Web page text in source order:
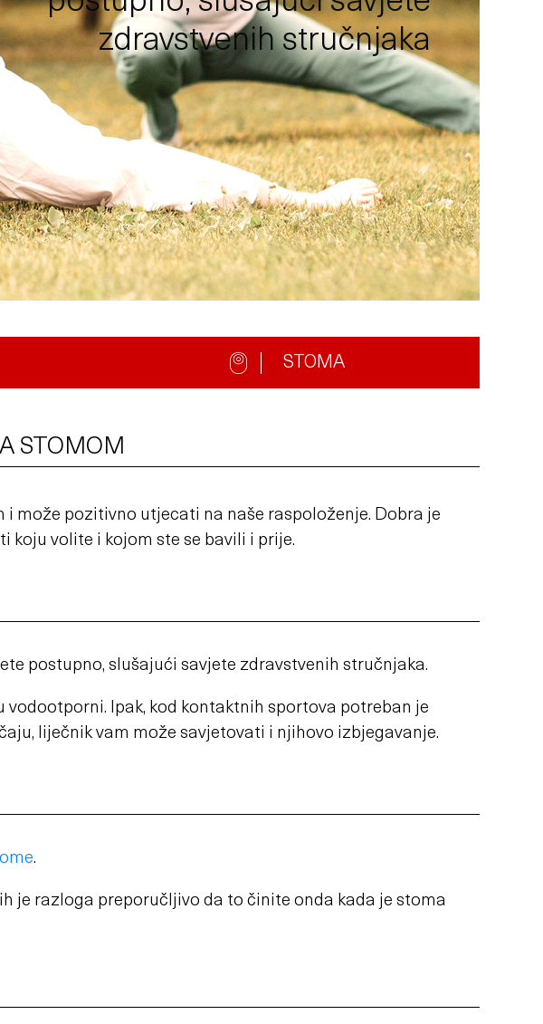
zdravstvenih stručnjaka
STOMA
STOMOM
može pozitivno utjecati na naše raspoloženje. Dobra je
volite i kojom ste se bavili i prije.
postupno, slušajući savjete zdravstvenih stručnjaka.
Ipak, kod kontaktnih sportova potreban je
liječnik vam može savjetovati i njihovo izbjegavanje.
.
je razloga preporučljivo da to činite onda kada je stoma